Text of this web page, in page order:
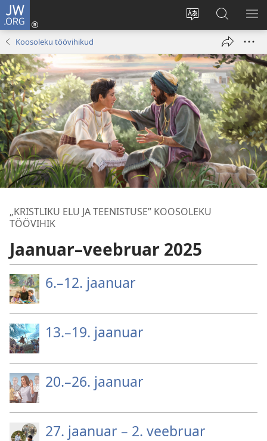
JW.ORG
Muuda
veebisaidi
Logi
sisse
akna)
Otsi
saidilt
JW.ORG
Koosoleku töövihikud
„KRISTLIKU ELU JA TEENISTUSE” KOOSOLEKU
TÖÖVIHIK
Jaanuar–veebruar 2025
6.–12. jaanuar
13.–19. jaanuar
20.–26. jaanuar
27. jaanuar – 2. veebruar